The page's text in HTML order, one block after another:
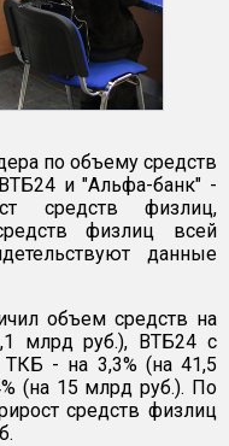
по объему средств
и "Альфа-банк" -
средств физлиц,
физлиц всей
данные
объем средств на
млрд руб.), ВТБ24 с
ТКБ - на 3,3% (на 41,5
(на 15 млрд руб.). По
средств физлиц